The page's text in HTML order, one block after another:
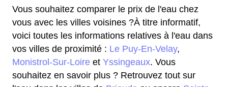
Vous souhaitez comparer le prix de l'eau chez
vous avec les villes voisines ?À titre informatif,
voici toutes les informations relatives à l'eau dans
vos villes de proximité : Le Puy-En-Velay,
Monistrol-Sur-Loire et Yssingeaux. Vous
souhaitez en savoir plus ? Retrouvez tout sur